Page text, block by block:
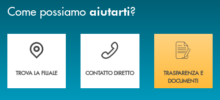
Come possiamo aiutarti?
Trova la filiale più vicina a te&nbsp;
TROVA LA FILIALE
Hai bisogno di assistenza immediata?
CONTATTO DIRETTO
Hai bisogno di
TRASPARENZA E
DOCUMENTI